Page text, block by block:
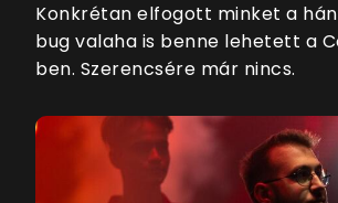
Konkrétan elfogott minket a
bug valaha is benne lehetett a
ben. Szerencsére már nincs.